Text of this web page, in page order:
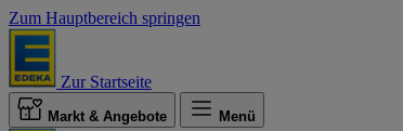
Zum Hauptbereich springen
Zur Startseite
Markt & Angebote Menü